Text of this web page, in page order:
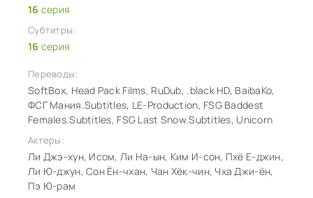
16 серия
Субтитры:
16 серия
Переводы:
SoftBox, Head Pack Films, RuDub, .black HD, BaibaKo,
ФСГ Мания.Subtitles, LE-Production, FSG Baddest
Females.Subtitles, FSG Last Snow.Subtitles, Unicorn
Актеры:
Ли Джэ-хун, Исом, Ли На-ын, Ким И-сон, Пхё Е-джин,
Ли Ю-джун, Сон Ён-чхан, Чан Хёк-чин, Чха Джи-ён,
Пэ Ю-рам